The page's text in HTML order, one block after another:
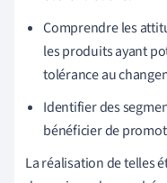
Comprendre les
les produits ayant
tolérance au
Identifier des
bénéficier de
La réalisation de telles